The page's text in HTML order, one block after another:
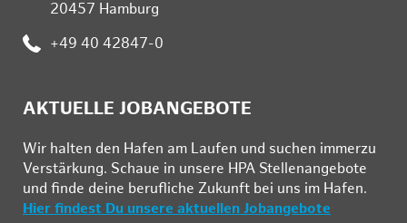
20457 Hamburg
: +49 40 42847-0
AKTUELLE JOBANGEBOTE
Wir hal­ten den Ha­fen am Lau­fen und su­chen im­mer­zu
Ver­stär­kung. Schau­e in un­se­re HPA Stel­len­an­ge­bo­te
und fin­de deine be­ruf­li­che Zu­kunft bei uns im Ha­fen.
Hier findest Du unsere aktuellen Jobangebote